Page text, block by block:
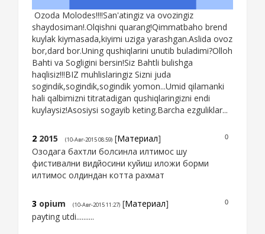
Ozoda Molodes!!!!San'atingiz va ovozingiz
shaydosiman!.Olqishni quarang!Qimmatbaho brend
kuylak kiymasada,kiyimi uziga yarashgan.Aslida ovoz
bor,dard bor.Uning qushiqlarini unutib buladimi?Olloh
Bahti va Sogligini bersin!Siz Bahtli bulishga
haqlisiz!!!BIZ muhlislaringiz Sizni juda
sogindik,sogindik,sogindik yomon...Umid qilamanki
hali qalbimizni titratadigan qushiqlaringizni endi
kuylaysiz!Asosiysi sogayib keting.Barcha ezguliklar...
0
2 2015 (10-Авг-2015 08:59) [Материал]
Озодага бахтли болсинла илтимос шу
фистивални видйосини куйиш иложи борми
илтимос олдиндан котта рахмат
0
3 opium (10-Авг-2015 11:27) [Материал]
payting utdi..........